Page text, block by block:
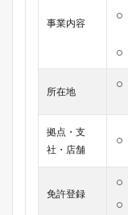
事業内容
所在地
拠点・支
社・店舗
免許登録